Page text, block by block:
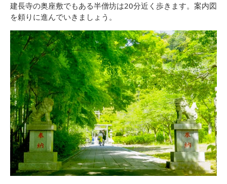
建長寺の奥座敷でもある半僧坊は20分近く歩きます。案内図
を頼りに進んでいきましょう。